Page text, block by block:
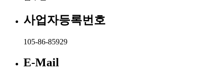
사업자등록번호
105-86-85929
E-Mail